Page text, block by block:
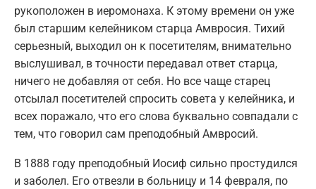
рукоположен в иеромонаха. К этому времени он уже
был старшим келейником старца Амвросия. Тихий
серьезный, выходил он к посетителям, внимательно
выслушивал, в точности передавал ответ старца,
ничего не добавляя от себя. Но все чаще старец
отсылал посетителей спросить совета у келейника, и
всех поражало, что его слова буквально совпадали с
тем, что говорил сам преподобный Амвросий.
В 1888 году преподобный Иосиф сильно простудился
и заболел. Его отвезли в больницу и 14 февраля, по